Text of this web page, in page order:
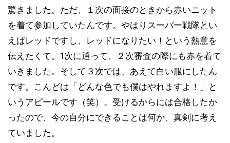
驚きました。ただ、１次の面接のときから赤いニット
を着て参加していたんです。やはりスーパー戦隊とい
えばレッドですし、レッドになりたい！という熱意を
伝えたくて。1次に通って、２次審査の際にも赤を着て
いきました。そして３次では、あえて白い服にしたん
です。こんどは「どんな色でも僕はやれますよ！」と
いうアピールです（笑）。受けるからには合格したか
ったので、今の自分にできることは何か、真剣に考え
ていました。